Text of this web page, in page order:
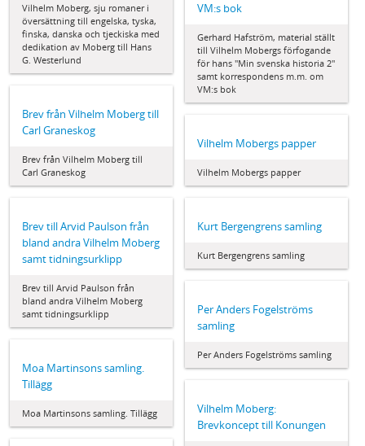
Vilhelm Moberg, sju romaner i
översättning till engelska, tyska,
finska, danska och tjeckiska med
dedikation av Moberg till Hans
G. Westerlund
VM:s bok
Gerhard Hafström, material ställt
till Vilhelm Mobergs förfogande
för hans "Min svenska historia 2"
samt korrespondens m.m. om
VM:s bok
Brev från Vilhelm Moberg till
Carl Graneskog
Brev från Vilhelm Moberg till
Carl Graneskog
Vilhelm Mobergs papper
Vilhelm Mobergs papper
Brev till Arvid Paulson från
bland andra Vilhelm Moberg
samt tidningsurklipp
Brev till Arvid Paulson från
bland andra Vilhelm Moberg
samt tidningsurklipp
Kurt Bergengrens samling
Kurt Bergengrens samling
Per Anders Fogelströms
samling
Per Anders Fogelströms samling
Moa Martinsons samling.
Tillägg
Moa Martinsons samling. Tillägg
Vilhelm Moberg:
Brevkoncept till Konungen